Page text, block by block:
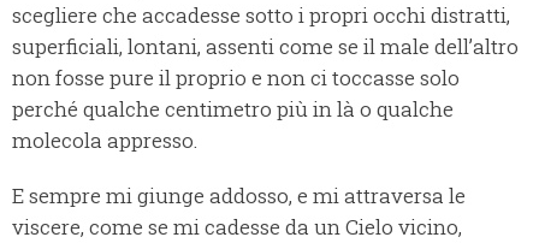
scegliere che accadesse sotto i propri occhi distratti,
superficiali, lontani, assenti come se il male dell’altro
non fosse pure il proprio e non ci toccasse solo
perché qualche centimetro più in là o qualche
molecola appresso.
E sempre mi giunge addosso, e mi attraversa le
viscere, come se mi cadesse da un Cielo vicino,